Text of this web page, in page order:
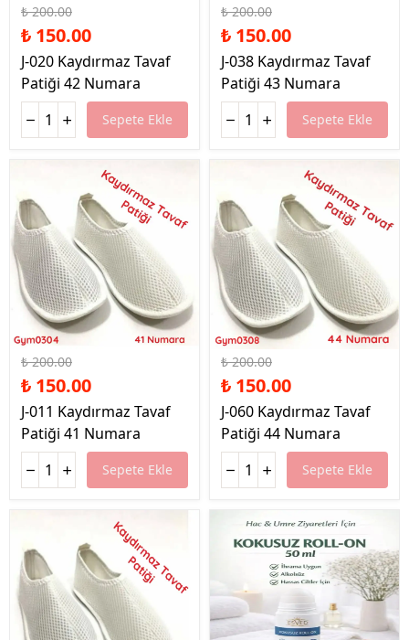
₺ 200.00
₺ 150.00
J-020 Kaydırmaz Tavaf
Patiği 42 Numara
Sepete Ekle
₺ 200.00
₺ 150.00
J-038 Kaydırmaz Tavaf
Patiği 43 Numara
Sepete Ekle
%25 İndirim
₺ 200.00
₺ 150.00
J-011 Kaydırmaz Tavaf
Patiği 41 Numara
Sepete Ekle
%25 İndirim
₺ 200.00
₺ 150.00
J-060 Kaydırmaz Tavaf
Patiği 44 Numara
Sepete Ekle